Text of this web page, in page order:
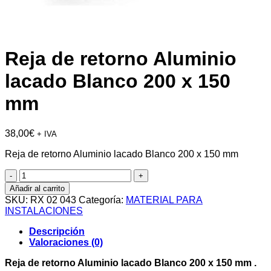
Reja de retorno Aluminio
lacado Blanco 200 x 150
mm
38,00€ + IVA
Reja de retorno Aluminio lacado Blanco 200 x 150 mm
Reja
de
retorno
Aluminio
lacado
Blanco
200
150
Añadir al carrito
SKU: RX 02 043 Categoría: MATERIAL PARA
INSTALACIONES
Descripción
Valoraciones (0)
Reja de retorno Aluminio lacado Blanco 200 x 150 mm .